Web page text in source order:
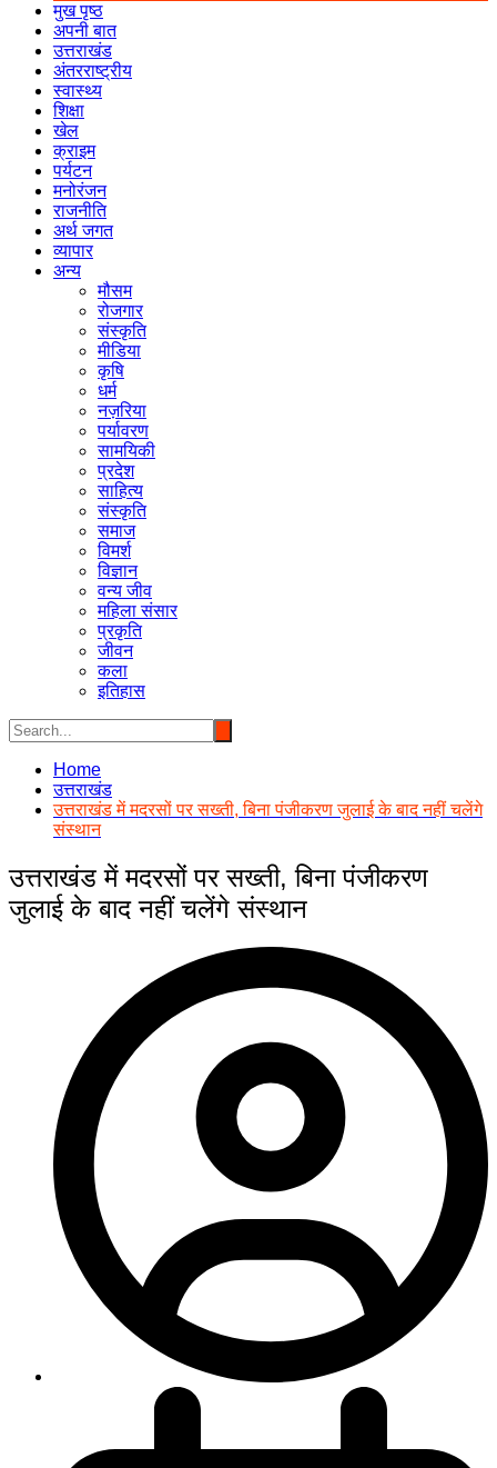
मुख पृष्ठ
अपनी बात
उत्तराखंड
अंतरराष्ट्रीय
स्वास्थ्य
शिक्षा
खेल
क्राइम
पर्यटन
मनोरंजन
राजनीति
अर्थ जगत
व्यापार
अन्य
मौसम
रोजगार
संस्कृति
मीडिया
कृषि
धर्म
नज़रिया
पर्यावरण
सामयिकी
प्रदेश
साहित्य
संस्कृति
समाज
विमर्श
विज्ञान
वन्य जीव
महिला संसार
प्रकृति
जीवन
कला
इतिहास
Home
उत्तराखंड
उत्तराखंड में मदरसों पर सख्ती, बिना पंजीकरण जुलाई के बाद नहीं चलेंगे
संस्थान
उत्तराखंड में मदरसों पर सख्ती, बिना पंजीकरण
जुलाई के बाद नहीं चलेंगे संस्थान